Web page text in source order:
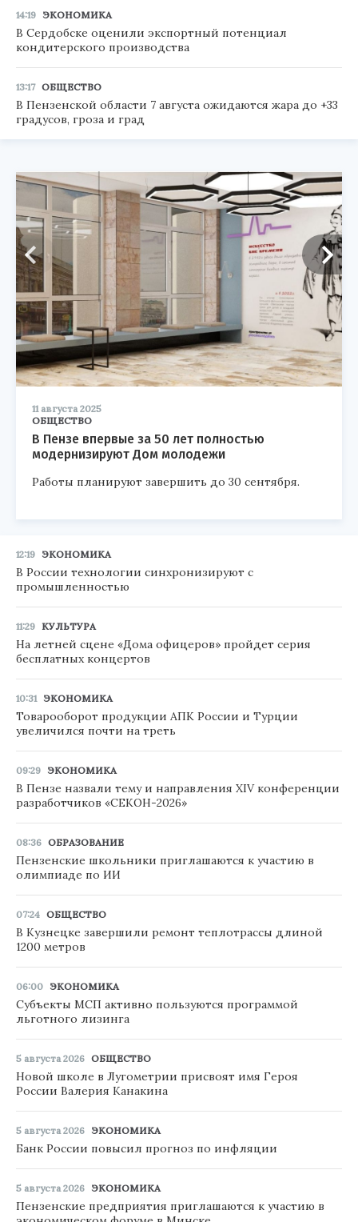
14:19 ЭКОНОМИКА
В Сердобске оценили экспортный потенциал
кондитерского производства
13:17 ОБЩЕСТВО
В Пензенской области 7 августа ожидаются жара до +33
градусов, гроза и град
11 августа 2025
ОБЩЕСТВО
В Пензе впервые за 50 лет полностью
модернизируют Дом молодежи
Работы планируют завершить до 30 сентября.
12:19 ЭКОНОМИКА
В России технологии синхронизируют с
промышленностью
11:29 КУЛЬТУРА
На летней сцене «Дома офицеров» пройдет серия
бесплатных концертов
10:31 ЭКОНОМИКА
Товарооборот продукции АПК России и Турции
увеличился почти на треть
09:29 ЭКОНОМИКА
В Пензе назвали тему и направления XIV конференции
разработчиков «СЕКОН-2026»
08:36 ОБРАЗОВАНИЕ
Пензенские школьники приглашаются к участию в
олимпиаде по ИИ
07:24 ОБЩЕСТВО
В Кузнецке завершили ремонт теплотрассы длиной
1200 метров
06:00 ЭКОНОМИКА
Субъекты МСП активно пользуются программой
льготного лизинга
5 августа 2026 ОБЩЕСТВО
Новой школе в Лугометрии присвоят имя Героя
России Валерия Канакина
5 августа 2026 ЭКОНОМИКА
Банк России повысил прогноз по инфляции
5 августа 2026 ЭКОНОМИКА
Пензенские предприятия приглашаются к участию в